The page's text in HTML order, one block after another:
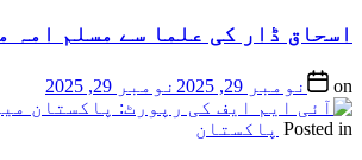
اسحاق ڈار کی علما سے مسلم امہ
on نومبر 29, 2025 نومبر 29, 2025
Posted in پاکستان